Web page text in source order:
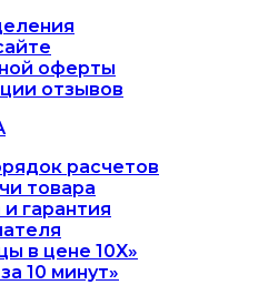
оферты
отзывов
расчетов
товара
гарантия
в цене 10X»
10 минут»